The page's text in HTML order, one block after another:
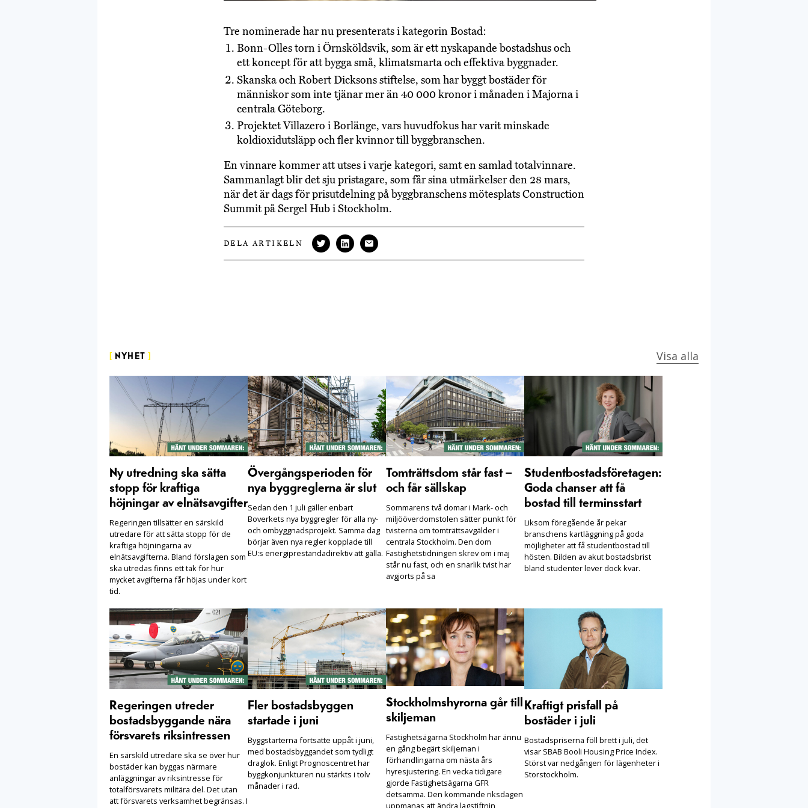
Tre nominerade har nu presenterats i kategorin Bostad:
Bonn-Olles torn i Örnsköldsvik, som är ett nyskapande bostadshus och
ett koncept för att bygga små, klimatsmarta och effektiva byggnader.
Skanska och Robert Dicksons stiftelse, som har byggt bostäder för
människor som inte tjänar mer än 40 000 kronor i månaden i Majorna i
centrala Göteborg.
Projektet Villazero i Borlänge, vars huvudfokus har varit minskade
koldioxidutsläpp och fler kvinnor till byggbranschen.
En vinnare kommer att utses i varje kategori, samt en samlad totalvinnare.
Sammanlagt blir det sju pristagare, som får sina utmärkelser den 28 mars,
när det är dags för prisutdelning på byggbranschens mötesplats Construction
Summit på Sergel Hub i Stockholm.
DELA ARTIKELN
[ NYHET ] Visa alla
Ny utredning ska sätta
stopp för kraftiga
höjningar av elnätsavgifter
Regeringen tillsätter en särskild
utredare för att sätta stopp för de
kraftiga höjningarna av
elnätsavgifterna. Bland förslagen som
ska utredas finns ett tak för hur
mycket avgifterna får höjas under kort
tid.
Övergångsperioden för
nya byggreglerna är slut
Sedan den 1 juli gäller enbart
Boverkets nya byggregler för alla ny-
och ombyggnadsprojekt. Samma dag
börjar även nya regler kopplade till
EU:s energiprestandadirektiv att gälla.
Tomträttsdom står fast –
och får sällskap
Sommarens två domar i Mark- och
miljööverdomstolen sätter punkt för
tvisterna om tomträttsavgälder i
centrala Stockholm. Den dom
Fastighetstidningen skrev om i maj
står nu fast, och en snarlik tvist har
avgjorts på sa
Studentbostadsföretagen:
Goda chanser att få
bostad till terminsstart
Liksom föregående år pekar
branschens kartläggning på goda
möjligheter att få studentbostad till
hösten. Bilden av akut bostadsbrist
bland studenter lever dock kvar.
Regeringen utreder
bostadsbyggande nära
försvarets riksintressen
En särskild utredare ska se över hur
bostäder kan byggas närmare
anläggningar av riksintresse för
totalförsvarets militära del. Det utan
att försvarets verksamhet begränsas. I
Fler bostadsbyggen
startade i juni
Byggstarterna fortsatte uppåt i juni,
med bostadsbyggandet som tydligt
draglok. Enligt Prognoscentret har
byggkonjunkturen nu stärkts i tolv
månader i rad.
Stockholmshyrorna går till
skiljeman
Fastighetsägarna Stockholm har ännu
en gång begärt skiljeman i
förhandlingarna om nästa års
hyresjustering. En vecka tidigare
gjorde Fastighetsägarna GFR
detsamma. Den kommande riksdagen
uppmanas att ändra lagstiftnin
Kraftigt prisfall på
bostäder i juli
Bostadspriserna föll brett i juli, det
visar SBAB Booli Housing Price Index.
Störst var nedgången för lägenheter i
Storstockholm.